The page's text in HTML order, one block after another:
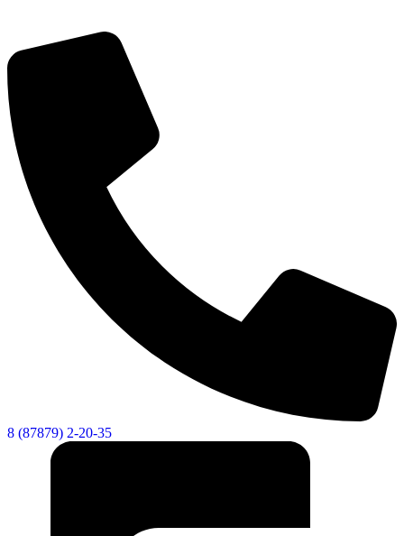
8 (87879) 2-20-35